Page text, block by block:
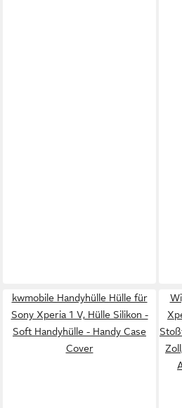
kwmobile Handyhülle Hülle für
Sony Xperia 1 V, Hülle Silikon -
Soft Handyhülle - Handy Case
Cover